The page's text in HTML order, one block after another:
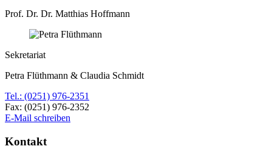
Prof. Dr. Dr. Matthias Hoffmann
Sekretariat
Petra Flüthmann & Claudia Schmidt
Tel.: (0251) 976-2351
Fax: (0251) 976-2352
E-Mail schreiben
Kontakt